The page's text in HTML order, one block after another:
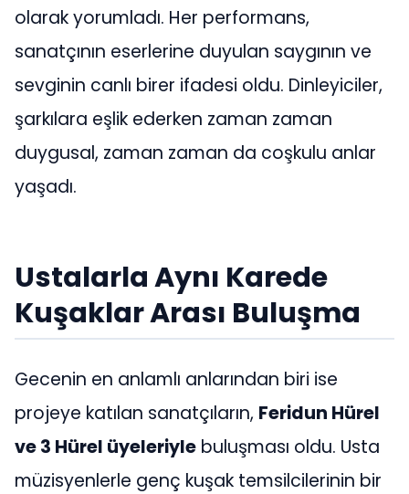
olarak yorumladı. Her performans,
sanatçının eserlerine duyulan saygının ve
sevginin canlı birer ifadesi oldu. Dinleyiciler,
şarkılara eşlik ederken zaman zaman
duygusal, zaman zaman da coşkulu anlar
yaşadı.
Ustalarla Aynı Karede
Kuşaklar Arası Buluşma
Gecenin en anlamlı anlarından biri ise
projeye katılan sanatçıların, Feridun Hürel
ve 3 Hürel üyeleriyle buluşması oldu. Usta
müzisyenlerle genç kuşak temsilcilerinin bir